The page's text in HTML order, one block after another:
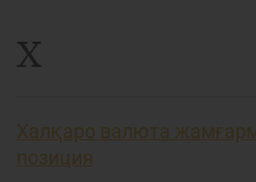
Х
Халқаро валюта
позиция